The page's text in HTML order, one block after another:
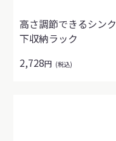
高さ調節できるシンク
下収納ラック
2,728円 (税込)